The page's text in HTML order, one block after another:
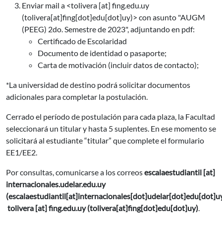
Enviar mail a <tolivera [at] fing.edu.uy
(tolivera[at]fing[dot]edu[dot]uy)> con asunto "AUGM
(PEEG) 2do. Semestre de 2023", adjuntando en pdf:
Certificado de Escolaridad
Documento de identidad o pasaporte;
Carta de motivación (incluir datos de contacto);
*La universidad de destino podrá solicitar documentos
adicionales para completar la postulación.
Cerrado el período de postulación para cada plaza, la Facultad
seleccionará un titular y hasta 5 suplentes. En ese momento se
solicitará al estudiante “titular” que complete el formulario
EE1/EE2.
Por consultas, comunicarse a los correosescalaestudiantil [at]
internacionales.udelar.edu.uy
tolivera [at]fing.edu.uy(tolivera[at]fing[dot]edu[dot]uy).